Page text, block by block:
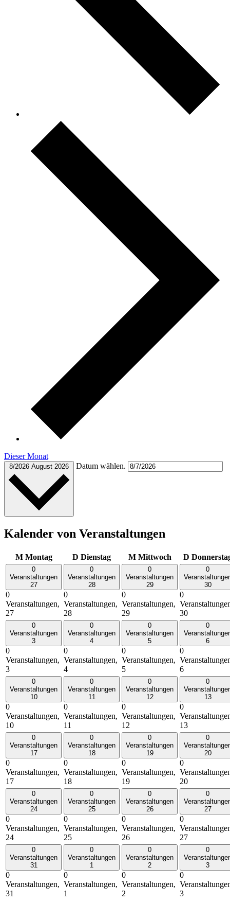
Dieser Monat
8/2026 August 2026 Datum wählen.
Kalender von Veranstaltungen
M Montag D Dienstag M Mittwoch D
0
Veranstaltungen
27
0
Veranstaltungen,
27
0
Veranstaltungen
28
0
Veranstaltungen,
28
0
Veranstaltungen
29
0
Veranstaltungen,
29
0
30
0
30
0
Veranstaltungen
3
0
Veranstaltungen,
3
0
Veranstaltungen
4
0
Veranstaltungen,
4
0
Veranstaltungen
5
0
Veranstaltungen,
5
0
6
0
6
0
Veranstaltungen
10
0
Veranstaltungen,
10
0
Veranstaltungen
11
0
Veranstaltungen,
11
0
Veranstaltungen
12
0
Veranstaltungen,
12
0
13
0
13
0
Veranstaltungen
17
0
Veranstaltungen,
17
0
Veranstaltungen
18
0
Veranstaltungen,
18
0
Veranstaltungen
19
0
Veranstaltungen,
19
0
20
0
20
0
Veranstaltungen
24
0
Veranstaltungen,
24
0
Veranstaltungen
25
0
Veranstaltungen,
25
0
Veranstaltungen
26
0
Veranstaltungen,
26
0
27
0
27
0
Veranstaltungen
31
0
Veranstaltungen,
31
0
Veranstaltungen
1
0
Veranstaltungen,
1
0
Veranstaltungen
2
0
Veranstaltungen,
2
0
3
0
3